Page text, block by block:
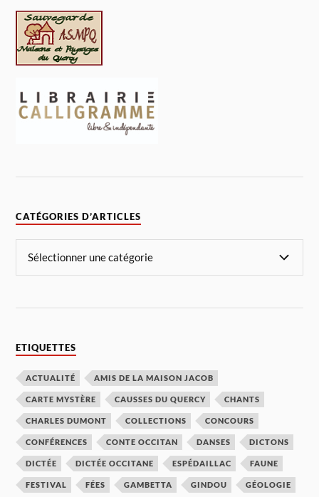
CATÉGORIES D’ARTICLES
ETIQUETTES
ACTUALITÉ AMIS DE LA MAISON JACOB
CARTE MYSTÈRE CAUSSES DU QUERCY CHANTS
CHARLES DUMONT COLLECTIONS CONCOURS
CONFÉRENCES CONTE OCCITAN DANSES DICTONS
DICTÉE DICTÉE OCCITANE ESPÉDAILLAC FAUNE
FESTIVAL FÉES GAMBETTA GINDOU GÉOLOGIE